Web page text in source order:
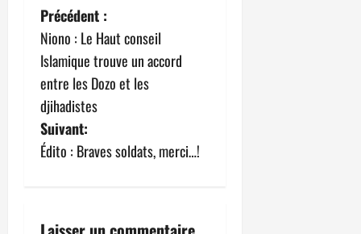
N
a
v
i
g
t
Précédent :
Niono : Le Haut conseil
Islamique trouve un accord
entre les Dozo et les
djihadistes
Suivant:
Édito : Braves soldats, merci…!